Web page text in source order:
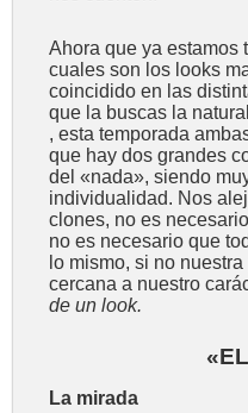
Ahora que ya estamos
cuales son los looks
coincidido en las
que la buscas la
, esta temporada
que hay dos grandes
del «nada», siendo
individualidad. Nos
clones, no es
no es necesario que
lo mismo, si no
cercana a nuestro
de un look.
La mirada